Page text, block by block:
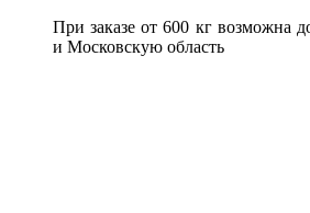
При заказе от 600 кг возможна
и Московскую область